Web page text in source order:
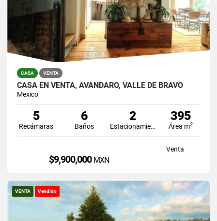
CASA VENTA
CASA EN VENTA, AVÁNDARO, VALLE DE BRAVO
Mexico
5
Recámaras
6
Baños
2
Estacionamiento
395
Área m2
Venta
$9,900,000 MXN
VENTA Vendido